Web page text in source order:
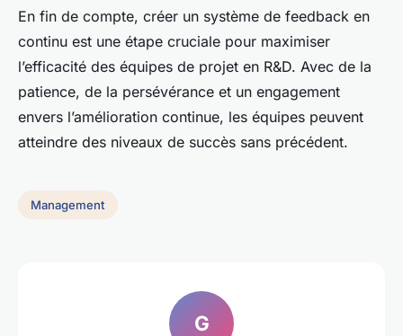
En fin de compte, créer un système de feedback en
continu est une étape cruciale pour maximiser
l’efficacité des équipes de projet en R&D. Avec de la
patience, de la persévérance et un engagement
envers l’amélioration continue, les équipes peuvent
atteindre des niveaux de succès sans précédent.
Management
G